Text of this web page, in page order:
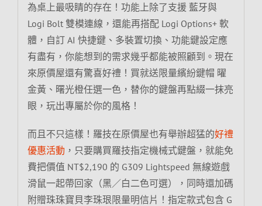
為桌上最吸睛的存在！功能上除了支援 藍牙與
Logi Bolt 雙模連線，還能再搭配 Logi Options+ 軟
體，自訂 AI 快捷鍵、多裝置切換、功能鍵設定應
有盡有，你能想到的需求幾乎都能被照顧到。現在
來原價屋還有驚喜好禮！買就送限量繽紛鍵帽 曜
金黃、曙光橙任選一色，替你的鍵盤再點綴一抹亮
眼，玩出專屬於你的風格！
而且不只這樣！羅技在原價屋也有舉辦超猛的好禮
優惠活動 ，只要購買羅技指定機械式鍵盤，就能免
費把價值 NT$2,190 的 G309 Lightspeed 無線遊戲
滑鼠一起帶回家（黑／白二色可選），同時還加碼
附贈珠珠寶貝李珠珢限量明信片！指定款式包含 G